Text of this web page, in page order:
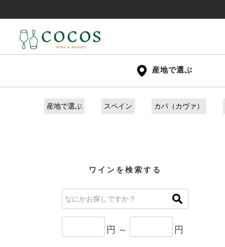
産地で選ぶ
産地で選ぶ スペイン カバ（カヴァ）
ワインを検索する
円 ～ 円